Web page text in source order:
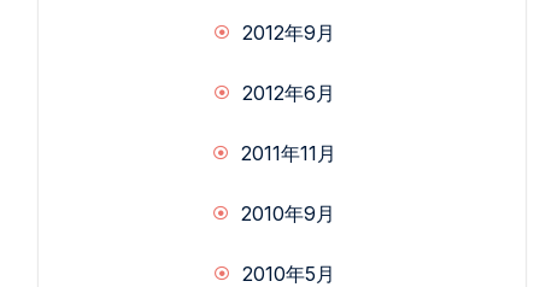
2012年9月
2012年6月
2011年11月
2010年9月
2010年5月